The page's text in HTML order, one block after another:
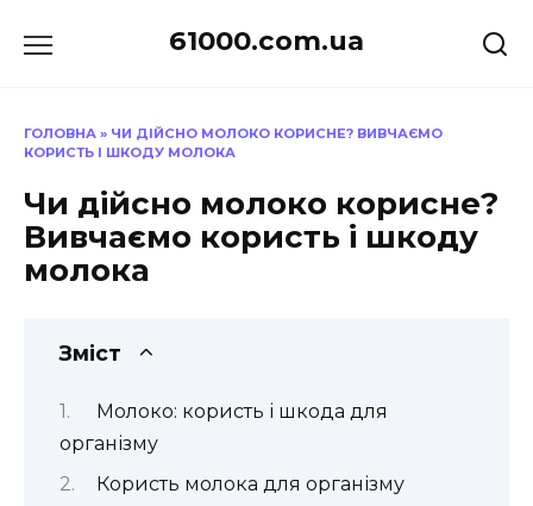
до
61000.com.ua
ГОЛОВНА » ЧИ ДІЙСНО МОЛОКО КОРИСНЕ? ВИВЧАЄМО
КОРИСТЬ І ШКОДУ МОЛОКА
Чи дійсно молоко корисне?
Вивчаємо користь і шкоду
молока
Зміст
Молоко: користь і шкода для
організму
Користь молока для організму